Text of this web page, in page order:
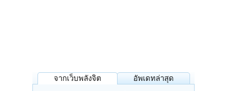
จากเว็บพลังจิต อัพเดทล่าสุด